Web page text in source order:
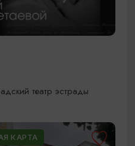
театр эстрады
КАРТА